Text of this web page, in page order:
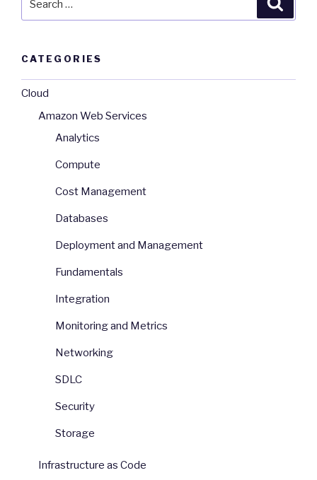
for:
CATEGORIES
Cloud
Amazon Web Services
Analytics
Compute
Cost Management
Databases
Deployment and Management
Fundamentals
Integration
Monitoring and Metrics
Networking
SDLC
Security
Storage
Infrastructure as Code